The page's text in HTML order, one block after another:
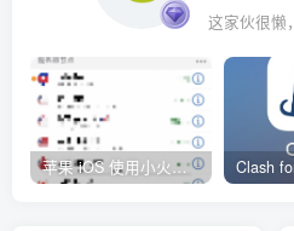
这家伙很懒
苹果 iOS 使用小火箭(shadowrocket)新手教程